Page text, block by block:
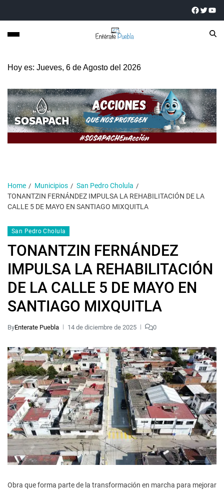
Hoy es: Jueves, 6 de Agosto del 2026
Home Municipios
San Pedro Cholula
TONANTZIN FERNÁNDEZ IMPULSA LA REHABILITACIÓN DE LA
CALLE 5 DE MAYO EN SANTIAGO MIXQUITLA
San Pedro Cholula
TONANTZIN FERNÁNDEZ
IMPULSA LA REHABILITACIÓN
DE LA CALLE 5 DE MAYO EN
SANTIAGO MIXQUITLA
ByEnterate Puebla 14 de diciembre de 2025 0
Obra que forma parte de la transformación en marcha para mejorar